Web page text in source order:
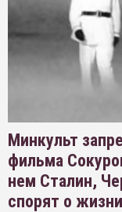
Минкульт
фильма
нем Сталин,
спорят о жизни